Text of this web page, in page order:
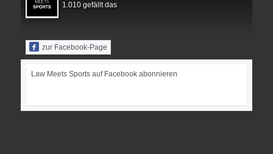
1.010 gefällt das
zur Facebook-Page
Law Meets Sports auf Facebook abonnieren